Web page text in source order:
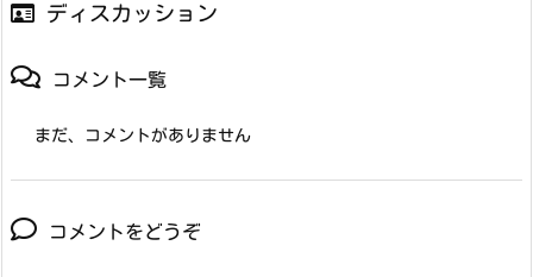
ディスカッション
コメント一覧
まだ、コメントがありません
コメントをどうぞ